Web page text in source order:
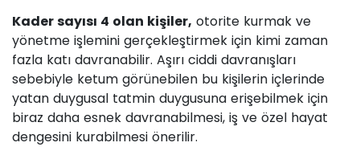
Kader sayısı 4 olan kişiler, otorite kurmak ve
yönetme işlemini gerçekleştirmek için kimi zaman
fazla katı davranabilir. Aşırı ciddi davranışları
sebebiyle ketum görünebilen bu kişilerin içlerinde
yatan duygusal tatmin duygusuna erişebilmek için
biraz daha esnek davranabilmesi, iş ve özel hayat
dengesini kurabilmesi önerilir.